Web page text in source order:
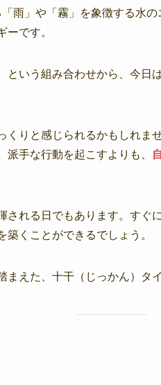
雨」や「霧」を象徴する水
ーです。
という組み合わせから、今日
くりと感じられるかもしれま
手な行動を起こすよりも、
される日でもあります。すぐ
くことができるでしょう。
えた、十干（じっかん）タ